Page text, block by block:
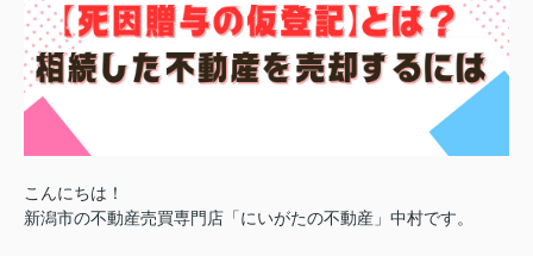
こんにちは！
新潟市の不動産売買専門店「にいがたの不動産」中村です。